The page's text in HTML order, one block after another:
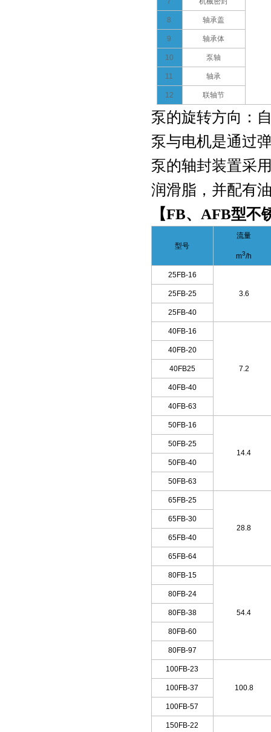
8 轴承盖
9 轴承体
10 泵轴
11 轴承
12 联轴节
泵的旋转方向：
泵与电机是通过
泵的轴封装置采
润滑脂，并配有
【FB、AFB型不
型号
流量
m3/h
25FB-16
3.6
25FB-25
25FB-40
40FB-16
7.2
40FB-20
40FB25
40FB-40
40FB-63
50FB-16
14.4
50FB-25
50FB-40
50FB-63
65FB-25
28.8
65FB-30
65FB-40
65FB-64
80FB-15
54.4
80FB-24
80FB-38
80FB-60
80FB-97
100FB-23
100.8
100FB-37
100FB-57
150FB-22